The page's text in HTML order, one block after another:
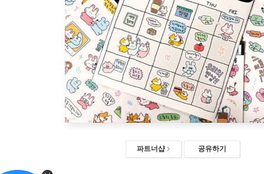
파트너샵 공유하기